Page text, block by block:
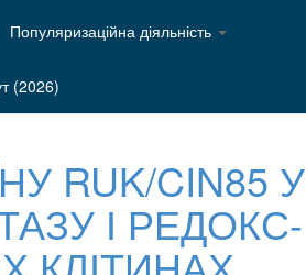
Популяризаційна діяльність
(2026)
RUK/CIN85 У
І РЕДОКС-